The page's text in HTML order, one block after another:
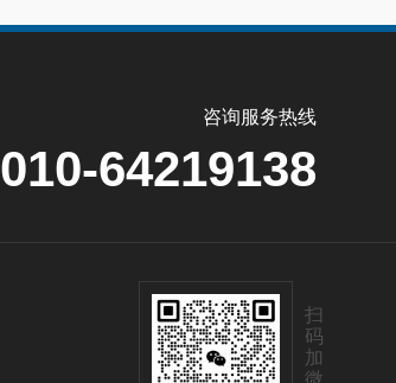
咨询服务热线
010-64219138
扫
码
加
微